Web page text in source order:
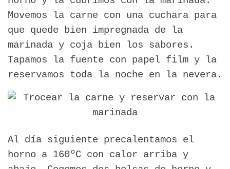
Movemos la carne con una cuchara para
que quede bien impregnada de la
marinada y coja bien los sabores.
Tapamos la fuente con papel film y la
reservamos toda la noche en la nevera.
Al día siguiente precalentamos el
horno a 160ºC con calor arriba y